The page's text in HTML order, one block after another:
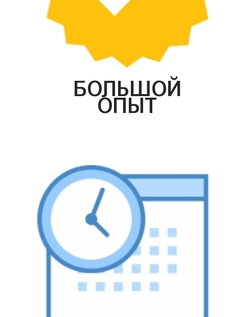
БОЛЬШОЙ
ОПЫТ